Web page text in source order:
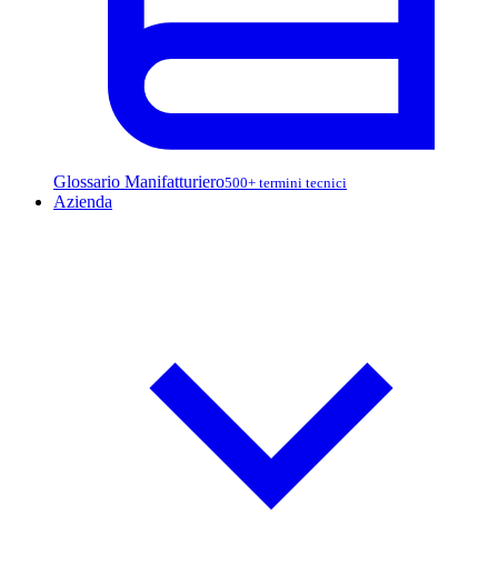
Glossario Manifatturiero500+ termini tecnici
Azienda